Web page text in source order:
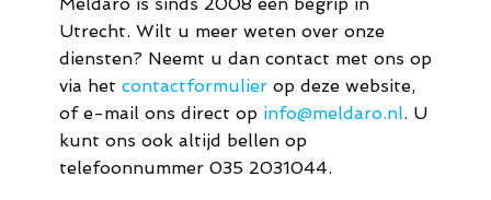
Utrecht. Wilt u meer weten over onze
diensten? Neemt u dan contact met ons op
via het contactformulier op deze website,
of e-mail ons direct op info@meldaro.nl. U
kunt ons ook altijd bellen op
telefoonnummer 035 2031044.